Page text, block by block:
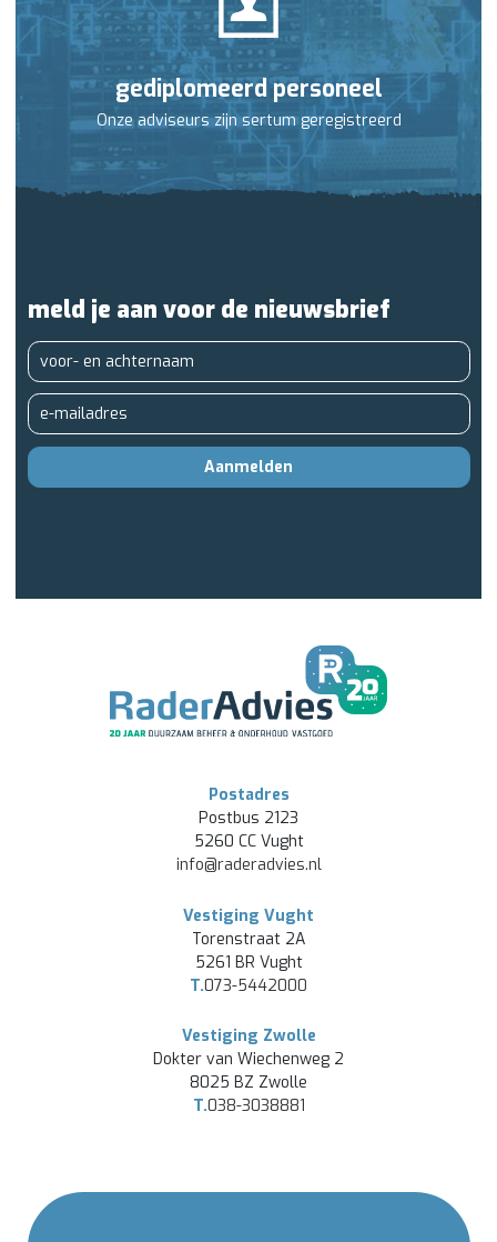
gediplomeerd personeel
Onze adviseurs zijn sertum geregistreerd
meld je aan voor de nieuwsbrief
Aanmelden
Postadres
Postbus 2123
5260 CC Vught
info@raderadvies.nl
Vestiging Vught
Torenstraat 2A
5261 BR Vught
T.073-5442000
Vestiging Zwolle
Dokter van Wiechenweg 2
8025 BZ Zwolle
T.038-3038881